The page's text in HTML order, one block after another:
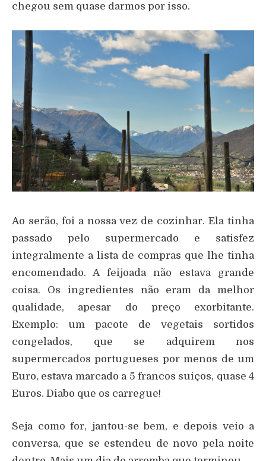
chegou sem quase darmos por isso.
Ao serão, foi a nossa vez de cozinhar. Ela tinha
passado pelo supermercado e satisfez
integralmente a lista de compras que lhe tinha
encomendado. A feijoada não estava grande
coisa. Os ingredientes não eram da melhor
qualidade, apesar do preço exorbitante.
Exemplo: um pacote de vegetais sortidos
congelados, que se adquirem nos
supermercados portugueses por menos de um
Euro, estava marcado a 5 francos suiços, quase 4
Euros. Diabo que os carregue!
Seja como for, jantou-se bem, e depois veio a
conversa, que se estendeu de novo pela noite